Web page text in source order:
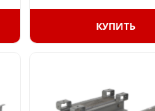
КУПИТЬ